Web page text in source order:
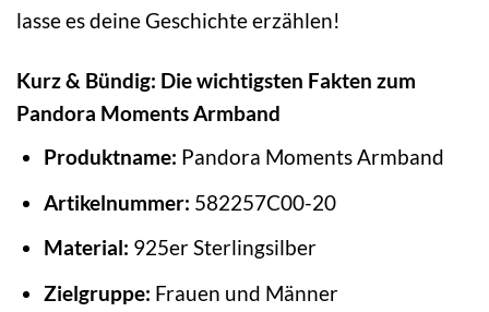
lasse es deine Geschichte erzählen!
Kurz & Bündig: Die wichtigsten Fakten zum
Pandora Moments Armband
Produktname: Pandora Moments Armband
Artikelnummer: 582257C00-20
Material: 925er Sterlingsilber
Zielgruppe: Frauen und Männer